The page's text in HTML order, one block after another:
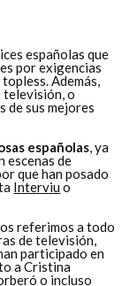
españolas que
por exigencias
Además,
televisión, o
de sus mejores
españolas, ya
escenas de
que han posado
Interviu o
referimos a todo
de televisión,
participado en
a Cristina
o incluso